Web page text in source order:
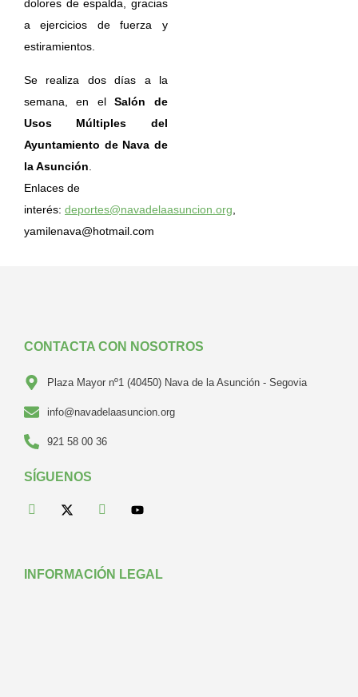
dolores de espalda, gracias
a ejercicios de fuerza y
estiramientos.
Se realiza dos días a la
semana, en elSalón de
Usos Múltiples del
Ayuntamiento de Nava de
la Asunción
Enlaces de
interés: deportes@navadelaasuncion.org
yamilenava@hotmail.com
CONTACTA CON NOSOTROS
Plaza Mayor nº1 (40450) Nava de la Asunción - Segovia
info@navadelaasuncion.org
921 58 00 36
SÍGUENOS
INFORMACIÓN LEGAL